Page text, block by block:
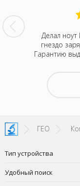
за
Делал
гнездо
Гарантию
ГЕО
Тип устройства
Удобный поиск